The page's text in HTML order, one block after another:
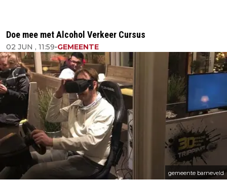
Doe mee met Alcohol Verkeer Cursus
02 JUN , 11:59•GEMEENTE
gemeente barneveld